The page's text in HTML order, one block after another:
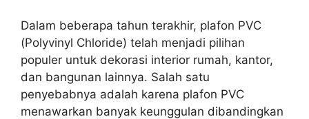
Dalam beberapa tahun terakhir, plafon PVC
(Polyvinyl Chloride) telah menjadi pilihan
populer untuk dekorasi interior rumah, kantor,
dan bangunan lainnya. Salah satu
penyebabnya adalah karena plafon PVC
menawarkan banyak keunggulan dibandingkan